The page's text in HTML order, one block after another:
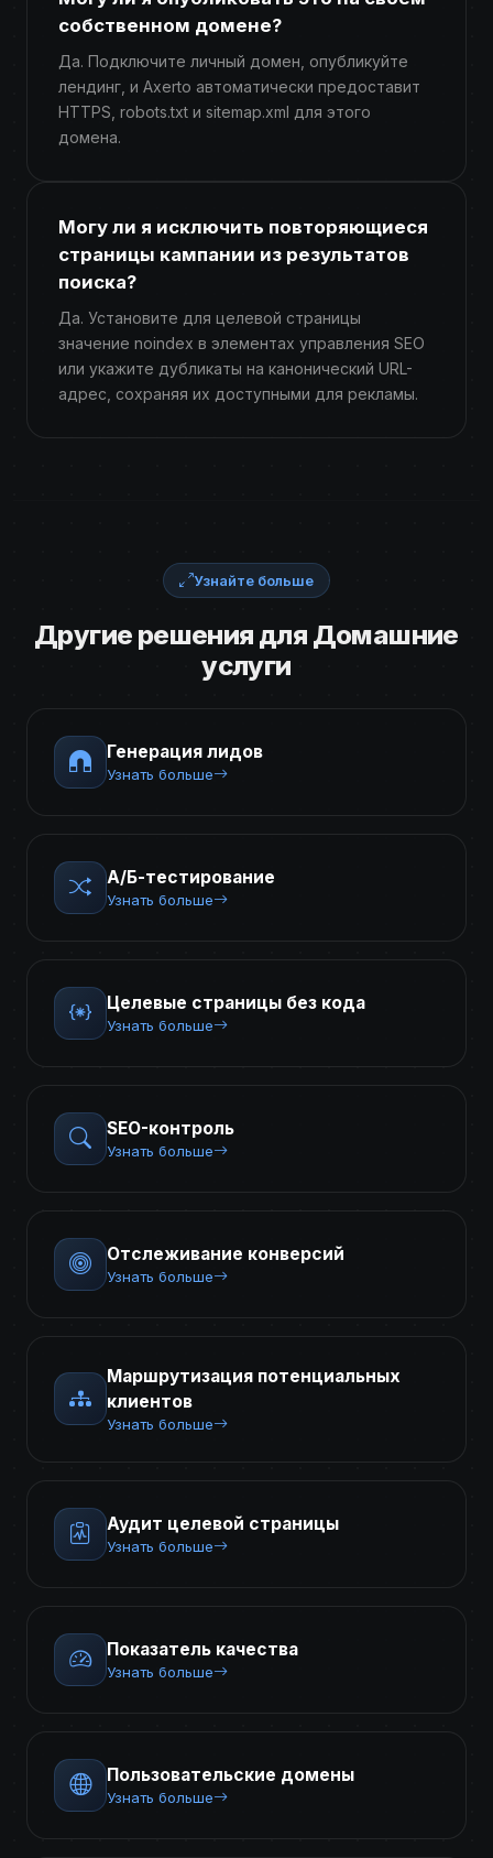
собственном домене?
Да. Подключите личный домен, опубликуйте
лендинг, и Axerto автоматически предоставит
HTTPS, robots.txt и sitemap.xml для этого
домена.
Могу ли я исключить повторяющиеся
страницы кампании из результатов
поиска?
Да. Установите для целевой страницы
значение noindex в элементах управления SEO
или укажите дубликаты на канонический URL-
адрес, сохраняя их доступными для рекламы.
Узнайте больше
Другие решения для Домашние
услуги
Генерация лидов
Узнать больше
А/Б-тестирование
Узнать больше
Целевые страницы без кода
Узнать больше
SEO-контроль
Узнать больше
Отслеживание конверсий
Узнать больше
Маршрутизация потенциальных
клиентов
Узнать больше
Аудит целевой страницы
Узнать больше
Показатель качества
Узнать больше
Пользовательские домены
Узнать больше